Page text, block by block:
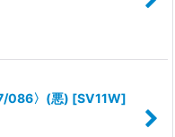
086〉(悪) [SV11W]